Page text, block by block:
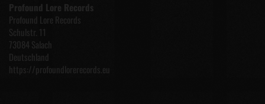
Profound Lore Records
Profound Lore Records
Schulstr. 11
73084 Salach
Deutschland
https://profoundlorerecords.eu